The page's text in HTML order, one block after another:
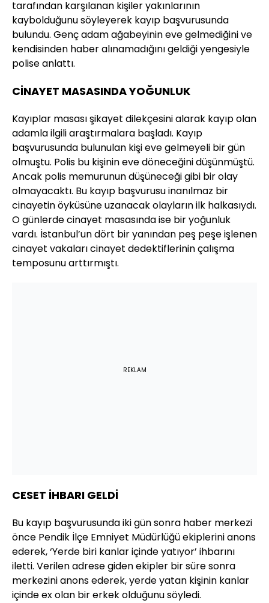
tarafından karşılanan kişiler yakınlarının
kaybolduğunu söyleyerek kayıp başvurusunda
bulundu. Genç adam ağabeyinin eve gelmediğini ve
kendisinden haber alınamadığını geldiği yengesiyle
polise anlattı.
CİNAYET MASASINDA YOĞUNLUK
Kayıplar masası şikayet dilekçesini alarak kayıp olan
adamla ilgili araştırmalara başladı. Kayıp
başvurusunda bulunulan kişi eve gelmeyeli bir gün
olmuştu. Polis bu kişinin eve döneceğini düşünmüştü.
Ancak polis memurunun düşüneceği gibi bir olay
olmayacaktı. Bu kayıp başvurusu inanılmaz bir
cinayetin öyküsüne uzanacak olayların ilk halkasıydı.
O günlerde cinayet masasında ise bir yoğunluk
vardı. İstanbul’un dört bir yanından peş peşe işlenen
cinayet vakaları cinayet dedektiflerinin çalışma
temposunu arttırmıştı.
REKLAM
CESET İHBARI GELDİ
Bu kayıp başvurusunda iki gün sonra haber merkezi
önce Pendik İlçe Emniyet Müdürlüğü ekiplerini anons
ederek, ‘Yerde biri kanlar içinde yatıyor’ ihbarını
iletti. Verilen adrese giden ekipler bir süre sonra
merkezini anons ederek, yerde yatan kişinin kanlar
içinde ex olan bir erkek olduğunu söyledi.